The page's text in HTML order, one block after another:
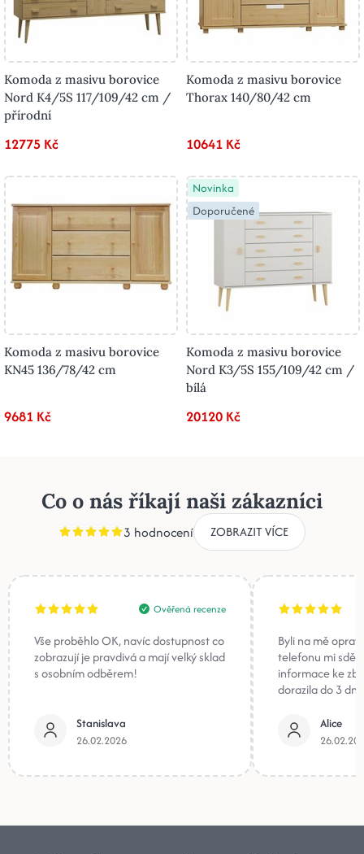
Komoda z masivu borovice
Nord K4/5S 117/109/42 cm /
přírodní
12775 Kč
Komoda z masivu borovice
Thorax 140/80/42 cm
10641 Kč
Komoda z masivu borovice
KN45 136/78/42 cm
9681 Kč
Novinka
Doporučené
Komoda z masivu borovice
Nord K3/5S 155/109/42 cm /
bílá
20120 Kč
Co o nás říkají naši zákazníci
3 hodnocení ZOBRAZIT VÍCE
Ověřená recenze
Vše proběhlo OK, navíc dostupnost co
zobrazují je pravdivá a mají velký sklad
s osobním odběrem!
Stanislava
26.02.2026
Byli na mě
telefonu mi
informace ke
dorazila do 3
Alice